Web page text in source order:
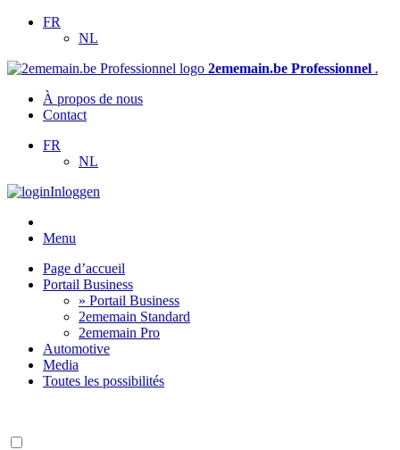
FR
NL
2ememain.be Professionnel .
À propos de nous
Contact
FR
NL
Inloggen
Menu
Page d’accueil
Portail Business
» Portail Business
2ememain Standard
2ememain Pro
Automotive
Media
Toutes les possibilités